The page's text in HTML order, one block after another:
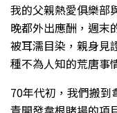
我的父親熱愛俱樂部
晚都外出應酬，週末
被耳濡目染，親身見
種不為人知的荒唐事
70年代初，我們搬到